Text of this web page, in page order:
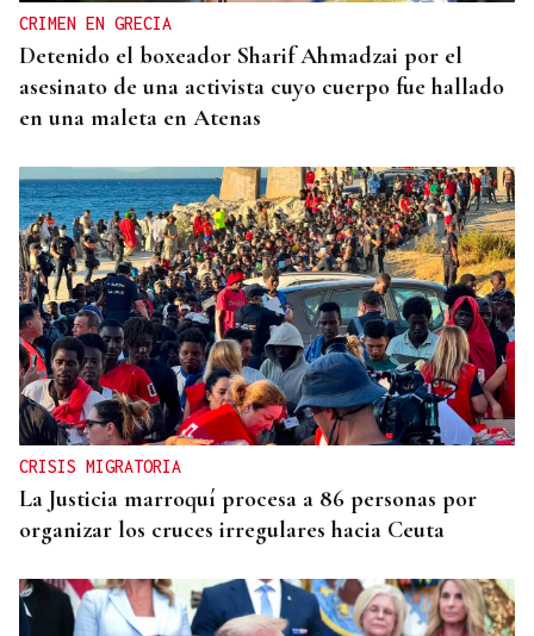
CRIMEN EN GRECIA
Detenido el boxeador Sharif Ahmadzai por el
asesinato de una activista cuyo cuerpo fue hallado
en una maleta en Atenas
CRISIS MIGRATORIA
La Justicia marroquí procesa a 86 personas por
organizar los cruces irregulares hacia Ceuta